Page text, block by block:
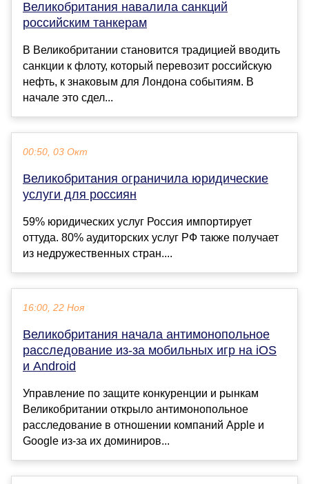
Великобритания навалила санкций
российским танкерам
В Великобритании становится традицией вводить
санкции к флоту, который перевозит российскую
нефть, к знаковым для Лондона событиям. В
начале это сдел...
00:50, 03 Окт
Великобритания ограничила юридические
услуги для россиян
59% юридических услуг Россия импортирует
оттуда. 80% аудиторских услуг РФ также получает
из недружественных стран....
16:00, 22 Ноя
Великобритания начала антимонопольное
расследование из-за мобильных игр на iOS
и Android
Управление по защите конкуренции и рынкам
Великобритании открыло антимонопольное
расследование в отношении компаний Apple и
Google из-за их доминиров...